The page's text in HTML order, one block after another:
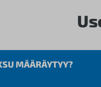
MÄÄRÄYTYY?